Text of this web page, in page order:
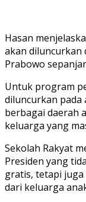
Hasan
akan diluncurkan
Prabowo
Untuk program
diluncurkan pada
berbagai daerah
keluarga yang
Sekolah Rakyat
Presiden yang
gratis, tetapi
dari keluarga